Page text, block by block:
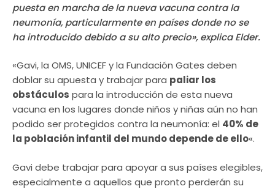
puesta en marcha de la nueva vacuna contra la
neumonía, particularmente en países donde no se
ha introducido debido a su alto precio», explica Elder.
«Gavi, la OMS, UNICEF y la Fundación Gates deben
doblar su apuesta y trabajar para paliar los
obstáculos para la introducción de esta nueva
vacuna en los lugares donde niños y niñas aún no han
podido ser protegidos contra la neumonía: el 40% de
la población infantil del mundo depende de ello«.
Gavi debe trabajar para apoyar a sus países elegibles,
especialmente a aquellos que pronto perderán su